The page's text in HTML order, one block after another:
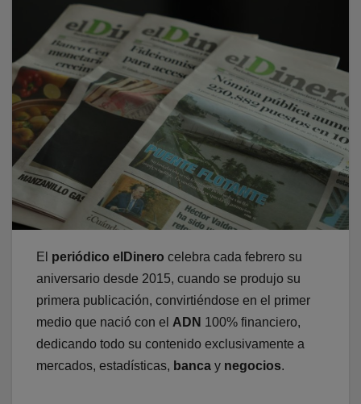
El periódico elDinero celebra cada febrero su
aniversario desde 2015, cuando se produjo su
primera publicación, convirtiéndose en el primer
medio que nació con el ADN 100% financiero,
dedicando todo su contenido exclusivamente a
mercados, estadísticas, banca y negocios.